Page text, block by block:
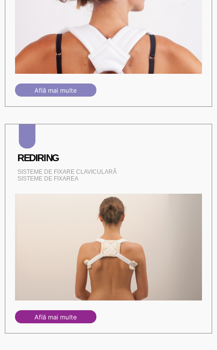
Află mai multe
REDIRING
SISTEME DE FIXARE CLAVICULARĂ
SISTEME DE FIXAREA
Află mai multe